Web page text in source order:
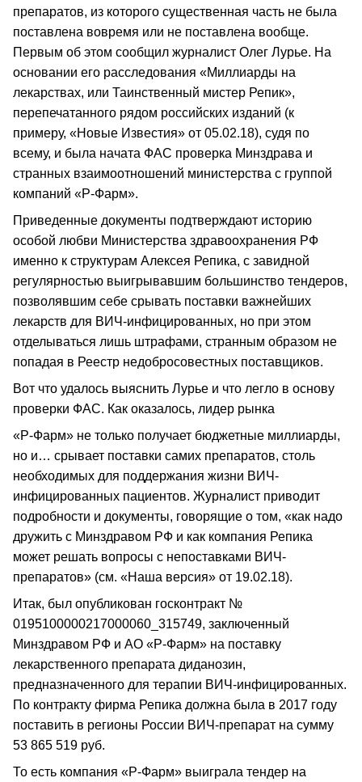
препаратов, из которого существенная часть не была
поставлена вовремя или не поставлена вообще.
Первым об этом сообщил журналист Олег Лурье. На
основании его расследования «Миллиарды на
лекарствах, или Таинственный мистер Репик»,
перепечатанного рядом российских изданий (к
примеру, «Новые Известия» от 05.02.18), судя по
всему, и была начата ФАС проверка Минздрава и
странных взаимоотношений министерства с группой
компаний «Р-Фарм».
Приведенные документы подтверждают историю
особой любви Министерства здравоохранения РФ
именно к структурам Алексея Репика, с завидной
регулярностью выигрывавшим большинство тендеров,
позволявшим себе срывать поставки важнейших
лекарств для ВИЧ-инфицированных, но при этом
отделываться лишь штрафами, странным образом не
попадая в Реестр недобросовестных поставщиков.
Вот что удалось выяснить Лурье и что легло в основу
проверки ФАС. Как оказалось, лидер рынка
«Р-Фарм» не только получает бюджетные миллиарды,
но и… срывает поставки самих препаратов, столь
необходимых для поддержания жизни ВИЧ-
инфицированных пациентов. Журналист приводит
подробности и документы, говорящие о том, «как надо
дружить с Минздравом РФ и как компания Репика
может решать вопросы с непоставками ВИЧ-
препаратов» (см. «Наша версия» от 19.02.18).
Итак, был опубликован госконтракт №
0195100000217000060_315749, заключенный
Минздравом РФ и АО «Р-Фарм» на поставку
лекарственного препарата диданозин,
предназначенного для терапии ВИЧ-инфицированных.
По контракту фирма Репика должна была в 2017 году
поставить в регионы России ВИЧ-препарат на сумму
53 865 519 руб.
То есть компания «Р-Фарм» выиграла тендер на